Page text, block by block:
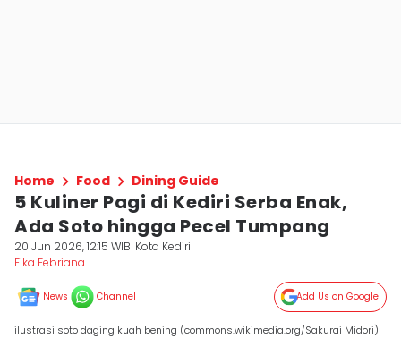
Home Food Dining Guide
5 Kuliner Pagi di Kediri Serba Enak,
Ada Soto hingga Pecel Tumpang
20 Jun 2026, 12:15 WIB Kota Kediri
Fika Febriana
News Channel Add Us on Google
ilustrasi soto daging kuah bening (commons.wikimedia.org/Sakurai Midori)